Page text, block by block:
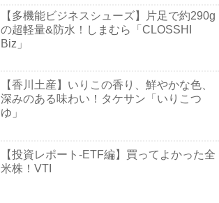
【多機能ビジネスシューズ】片足で約290g
の超軽量&防水！しまむら「CLOSSHI
Biz」
【香川土産】いりこの香り、鮮やかな色、
深みのある味わい！タケサン「いりこつ
ゆ」
【投資レポート-ETF編】買ってよかった全
米株！VTI